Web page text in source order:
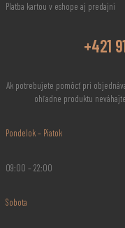
Platba kartou v eshope aj predajni
+421
Ak potrebujete pomôcť pri
ohľadne produktu
Pondelok – Piatok
09:00 – 22:00
Sobota